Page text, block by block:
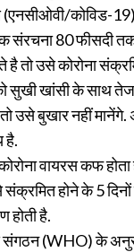
कोविड-19)
80 फीसदी तक
है तो उसे कोरोना
सुखी खांसी के साथ
उसे बुखार नहीं
है.
वायरस कफ
संक्रमित होने के 5
है.
संगठन (WHO) के